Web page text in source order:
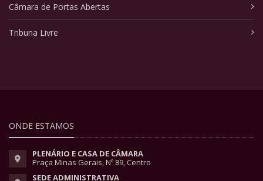
Câmara de Portas Abertas
Tribuna Livre
ONDE ESTAMOS
PLENÁRIO E CASA DE CÂMARA
Praça Minas Gerais, Nº 89, Centro
SEDE ADMINISTRATIVA